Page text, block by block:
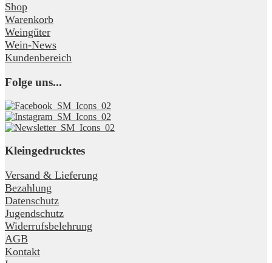
Shop
Warenkorb
Weingüter
Wein-News
Kundenbereich
Folge uns...
Kleingedrucktes
Versand & Lieferung
Bezahlung
Datenschutz
Jugendschutz
Widerrufsbelehrung
AGB
Kontakt